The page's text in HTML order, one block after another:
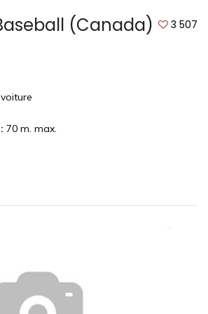
(Canada) 3 507
70 m. max.